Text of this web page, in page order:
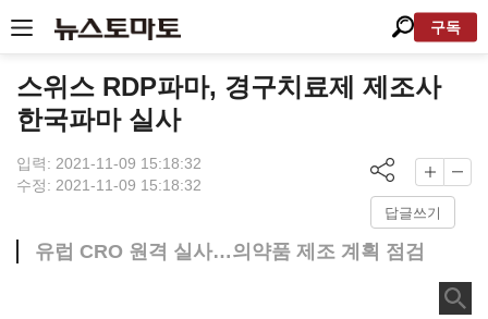
구독
스위스 RDP파마, 경구치료제 제조사
한국파마 실사
입력: 2021-11-09 15:18:32
수정: 2021-11-09 15:18:32
답글쓰기
유럽 CRO 원격 실사…의약품 제조 계획 점검